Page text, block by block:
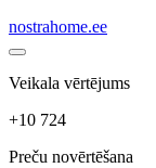
nostrahome.ee
Veikala vērtējums
+10 724
Preču novērtēšana